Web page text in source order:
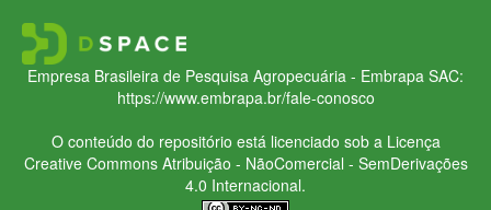
Empresa Brasileira de Pesquisa Agropecuária - Embrapa SAC:
https://www.embrapa.br/fale-conosco
O conteúdo do repositório está licenciado sob a Licença
Creative CommonsAtribuição - NãoComercial - SemDerivações
4.0 Internacional.